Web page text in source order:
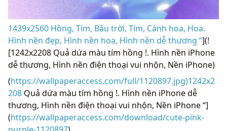
1439x2560 Hồng, Tím, Bầu trời, Tím, Cánh hoa, Hoa.
Hình nền đẹp, Hình nền hoa, Hình nền dễ thương “](!
[1242x2208 Quả dứa màu tím hồng !. Hình nền iPhone
dễ thương, Hình nền điện thoại vui nhộn, Nền iPhone)
(https://wallpaperaccess.com/full/1120897.jpg)1242x2
208 Quả dứa màu tím hồng !. Hình nền iPhone dễ
thương, Hình nền điện thoại vui nhộn, Nền iPhone “]
(https://wallpaperaccess.com/download/cute-pink-